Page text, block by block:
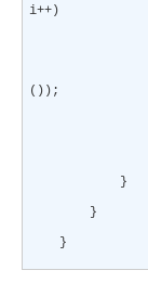
i++)
());
}
}
}